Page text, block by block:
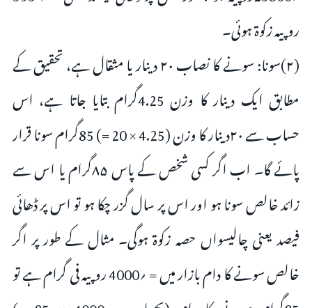
روپیہ زکوۃ ہوئی۔
(۲)سونا: سونے کا نصاب ۲۰ دینار یا مثقال ہے، تحقیق کے
مطابق ایک دینار کا وزن 4.25گرام بتایا جاتا ہے، اس
حساب سے ۲۰دینار کا وزن (4.25 × 20 =) 85گرام سونا قرار
پائے گا۔ اب اگر کسی شخص کے پاس ۸۵گرام یا اس سے
زائد خالص سونا ہو اور اس پر سال گزر چکا ہو تو اس پر ڈھائی
فیصد یعنی چالیسواں حصہ زکوۃ ہوگی۔ مثال کے طور پر اگر
خالص سونے کا دام بازار میں = ؍4000 روپیہ فی گرام ہے تو